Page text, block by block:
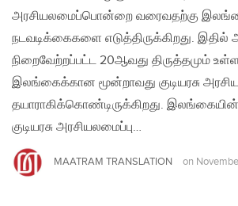
அரசியலமைப்பொன்றை வரைவதற்கு
நடவடிக்கைகளை எடுத்திருக்கிறது.
நிறைவேற்றப்பட்ட 20ஆவது திருத்தமும்
இலங்கைக்கான மூன்றாவது குடியரசு
தயாராகிக்கொண்டிருக்கிறது.
குடியரசு அரசியலமைப்பு…
MAATRAM TRANSLATION on